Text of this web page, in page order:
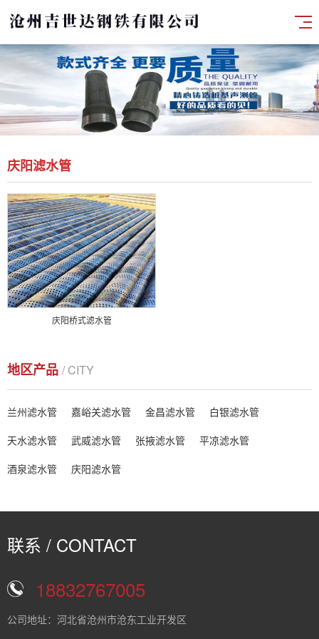
庆阳滤水管
庆阳桥式滤水管
地区产品 / CITY
兰州滤水管 嘉峪关滤水管 金昌滤水管
白银滤水管
天水滤水管
武威滤水管 张掖滤水管
平凉滤水管
酒泉滤水管
庆阳滤水管
联系 / CONTACT
18832767005
公司地址：河北省沧州市沧东工业开发区